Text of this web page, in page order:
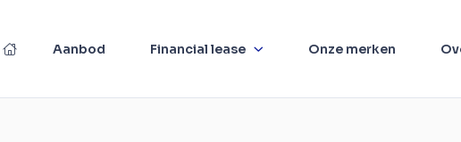
Aanbod Financial lease Onze merken